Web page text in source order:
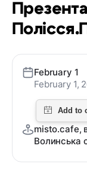
February 1
February 1,
misto.cafe,
Волинська